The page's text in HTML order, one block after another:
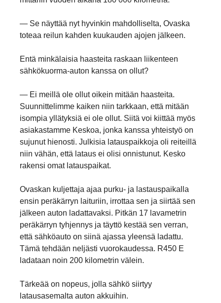
— Se näyttää nyt hyvinkin mahdolliselta, Ovaska
toteaa reilun kahden kuukauden ajojen jälkeen.
Entä minkälaisia haasteita raskaan liikenteen
sähkökuorma-auton kanssa on ollut?
— Ei meillä ole ollut oikein mitään haasteita.
Suunnittelimme kaiken niin tarkkaan, että mitään
isompia yllätyksiä ei ole ollut. Siitä voi kiittää myös
asiakastamme Keskoa, jonka kanssa yhteistyö on
sujunut hienosti. Julkisia latauspaikkoja oli reiteillä
niin vähän, että lataus ei olisi onnistunut. Kesko
rakensi omat latauspaikat.
Ovaskan kuljettaja ajaa purku- ja lastauspaikalla
ensin peräkärryn laituriin, irrottaa sen ja siirtää sen
jälkeen auton ladattavaksi. Pitkän 17 lavametrin
peräkärryn tyhjennys ja täyttö kestää sen verran,
että sähköauto on siinä ajassa yleensä ladattu.
Tämä tehdään neljästi vuorokaudessa. R450 E
ladataan noin 200 kilometrin välein.
Tärkeää on nopeus, jolla sähkö siirtyy
latausasemalta auton akkuihin.